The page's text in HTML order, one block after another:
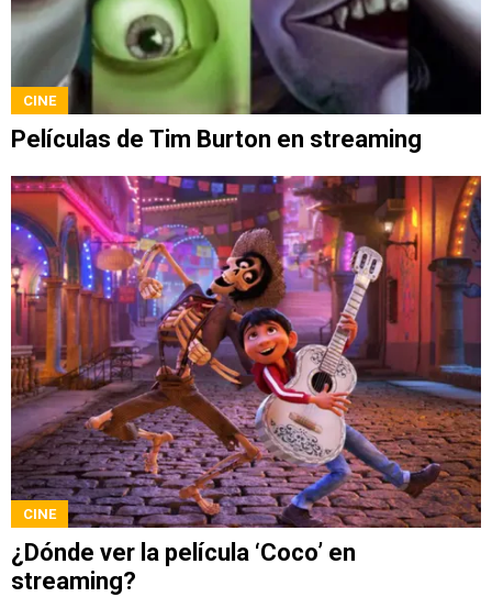
CINE
Películas de Tim Burton en streaming
CINE
¿Dónde ver la película ‘Coco’ en
streaming?